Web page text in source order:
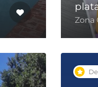
Zona